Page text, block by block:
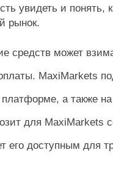
увидеть и понять,
рынок.
средств может
MaxiMarkets
а также
для MaxiMarkets
его доступным для